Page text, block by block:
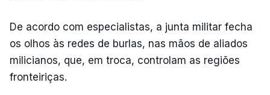
De acordo com especialistas, a junta militar fecha
os olhos às redes de burlas, nas mãos de aliados
milicianos, que, em troca, controlam as regiões
fronteiriças.